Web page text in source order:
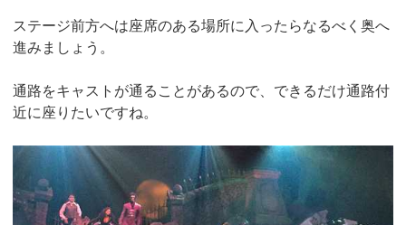
ステージ前方へは座席のある場所に入ったらなるべく奥へ
進みましょう。
通路をキャストが通ることがあるので、できるだけ通路付
近に座りたいですね。